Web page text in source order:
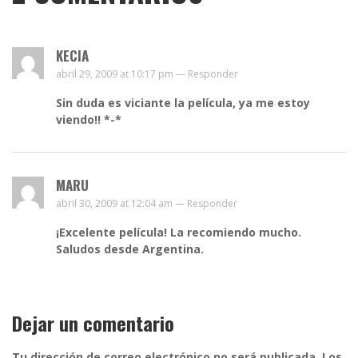
KECIA
abril 29, 2009 at 10:17 pm — Responder
Sin duda es viciante la película, ya me estoy
viendo!! *-*
MARU
abril 30, 2009 at 12:04 am — Responder
¡Excelente película! La recomiendo mucho.
Saludos desde Argentina.
Dejar un comentario